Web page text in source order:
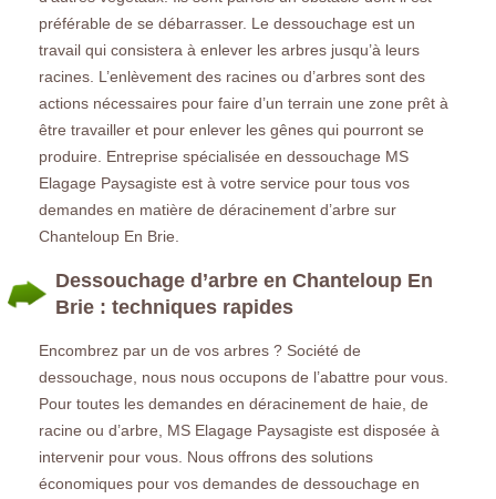
préférable de se débarrasser. Le dessouchage est un
travail qui consistera à enlever les arbres jusqu’à leurs
racines. L’enlèvement des racines ou d’arbres sont des
actions nécessaires pour faire d’un terrain une zone prêt à
être travailler et pour enlever les gênes qui pourront se
produire. Entreprise spécialisée en dessouchage MS
Elagage Paysagiste est à votre service pour tous vos
demandes en matière de déracinement d’arbre sur
Chanteloup En Brie.
Dessouchage d’arbre en Chanteloup En
Brie : techniques rapides
Encombrez par un de vos arbres ? Société de
dessouchage, nous nous occupons de l’abattre pour vous.
Pour toutes les demandes en déracinement de haie, de
racine ou d’arbre, MS Elagage Paysagiste est disposée à
intervenir pour vous. Nous offrons des solutions
économiques pour vos demandes de dessouchage en